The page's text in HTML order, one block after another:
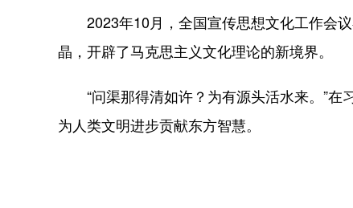
2023年10月，全国宣传思想文化工作会议
晶，开辟了马克思主义文化理论的新境界。
“问渠那得清如许？为有源头活水来。”在
为人类文明进步贡献东方智慧。